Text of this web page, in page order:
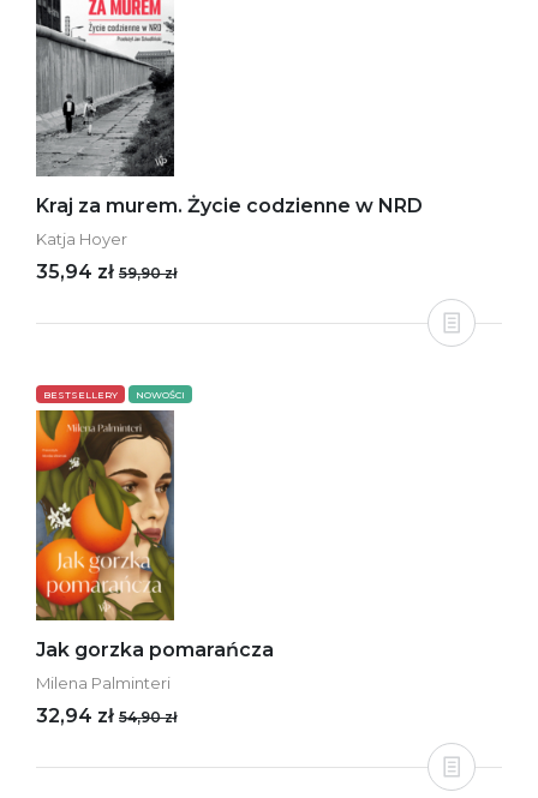
Kraj za murem. Życie codzienne w NRD
Katja Hoyer
35,94 zł 59,90 zł
BESTSELLERY NOWOŚCI
Jak gorzka pomarańcza
Milena Palminteri
32,94 zł 54,90 zł